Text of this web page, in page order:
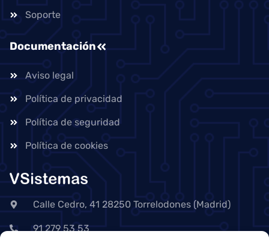
Soporte
Documentación
Aviso legal
Política de privacidad
Política de seguridad
Política de cookies
Calle Cedro, 41 28250 Torrelodones (Madrid)
91 279 53 53